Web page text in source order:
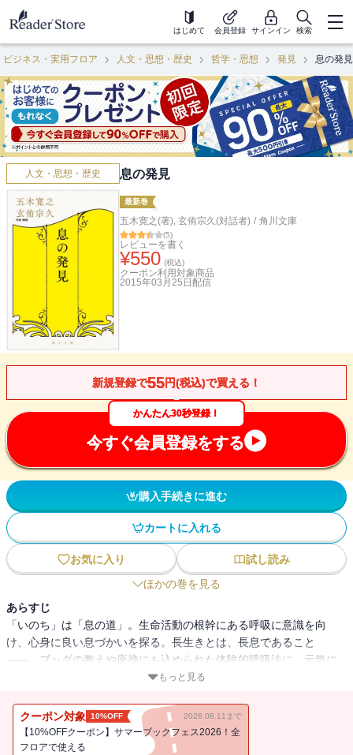
はじめて 会員登録 サインイン 検索
ビジネス・実用フロア 人文・思想・歴史 哲学・思想 発見 息の発見
人文・思想・歴史 息の発見
最新巻
五木寛之(著), 玄侑宗久(対話者) / 角川文庫
(5)
レビューを書く
¥550 (税込)
クーポン利用対象商品
2015年03月25日 配信
新規登録で55円(税込)で買える！
かんたん30秒登録！
今すぐ会員登録をする
購入手続きに進む
カートに入れる
お気に入り
試し読み
ほかの巻を見る
あらすじ
「いのち」は「息の道」。生命活動の根幹にある呼吸に意識を向
け、心身に良い息づかいを探る。長生きとは、長息であること
――。ブッダの教えや座禅にも込められた体験的呼吸法に、元気に
もっと見る
クーポン対象 10%OFF 2026.08.11まで
【10%OFFクーポン】サマーブックフェス2026！全
フロアで使える